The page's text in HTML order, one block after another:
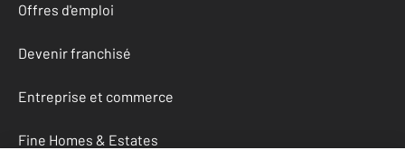
Offres d'emploi
Devenir franchisé
Entreprise et commerce
Fine Homes & Estates